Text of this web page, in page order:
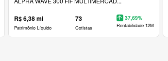
R$ 6,38 mi
Patrimônio Líquido
73
Cotistas
37,69%
Rentabilidade 12M